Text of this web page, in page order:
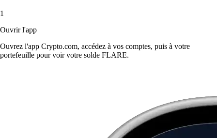
1
Ouvrir l'app
Ouvrez l'app Crypto.com, accédez à vos comptes, puis à votre
portefeuille pour voir votre solde FLARE.